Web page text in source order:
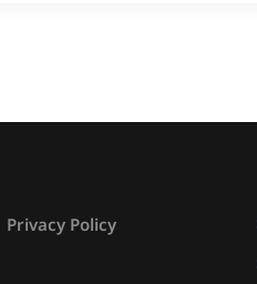
Privacy Policy